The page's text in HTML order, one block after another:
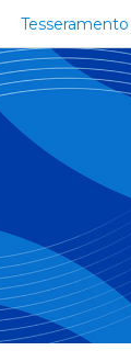
Tesseramento